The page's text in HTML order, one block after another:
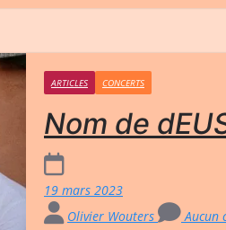
ARTICLES CONCERTS
Nom de
19 mars 2023
Olivier Wouters
Aucun